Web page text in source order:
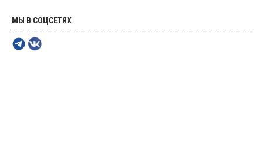
МЫ В СОЦСЕТЯХ